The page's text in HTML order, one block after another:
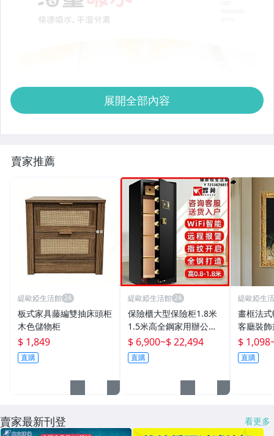
展開全部內容
賣家推薦
緹歐婭生活館
板式家具藤編雙抽床頭柜
木色儲物柜
$ 1,849
直購
緹歐婭生活館
保險櫃大型保險柜1.8米
1.5米高全鋼家用辦公指
紋密碼智能商務酒店保險
箱
$ 6,900~$ 22,494
直購
緹歐婭生
畫框法
客廳裝
復古小
$ 1,098
直購
賣家最新刊登 看更多